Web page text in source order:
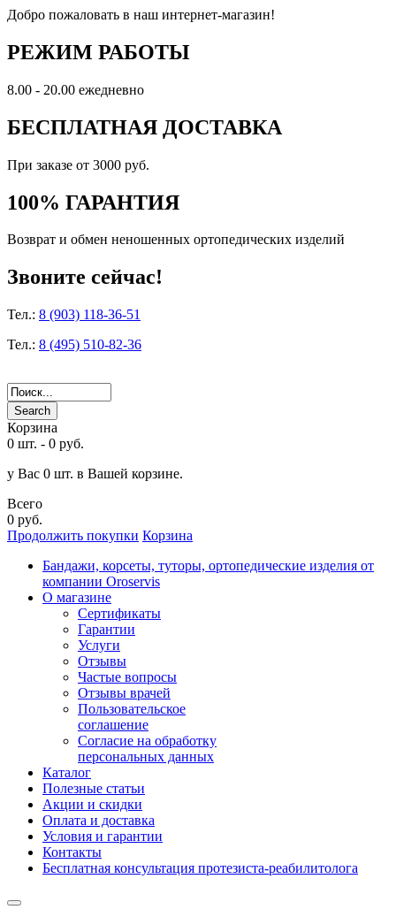
Добро пожаловать в наш интернет-магазин!
РЕЖИМ РАБОТЫ
8.00 - 20.00 ежедневно
БЕСПЛАТНАЯ ДОСТАВКА
При заказе от 3000 руб.
100% ГАРАНТИЯ
Возврат и обмен неношенных ортопедических изделий
Звоните сейчас!
Тел.: 8 (903) 118-36-51
Тел.: 8 (495) 510-82-36
Search
Корзина
0 шт. - 0 руб.
у Вас 0 шт. в Вашей корзине.
Всего
0 руб.
Продолжить покупки Корзина
Бандажи, корсеты, туторы, ортопедические изделия от
компании Oroservis
О магазине
Сертификаты
Гарантии
Услуги
Отзывы
Частые вопросы
Отзывы врачей
Пользовательское
соглашение
Согласие на обработку
персональных данных
Каталог
Полезные статьи
Акции и скидки
Оплата и доставка
Условия и гарантии
Контакты
Бесплатная консультация протезиста-реабилитолога